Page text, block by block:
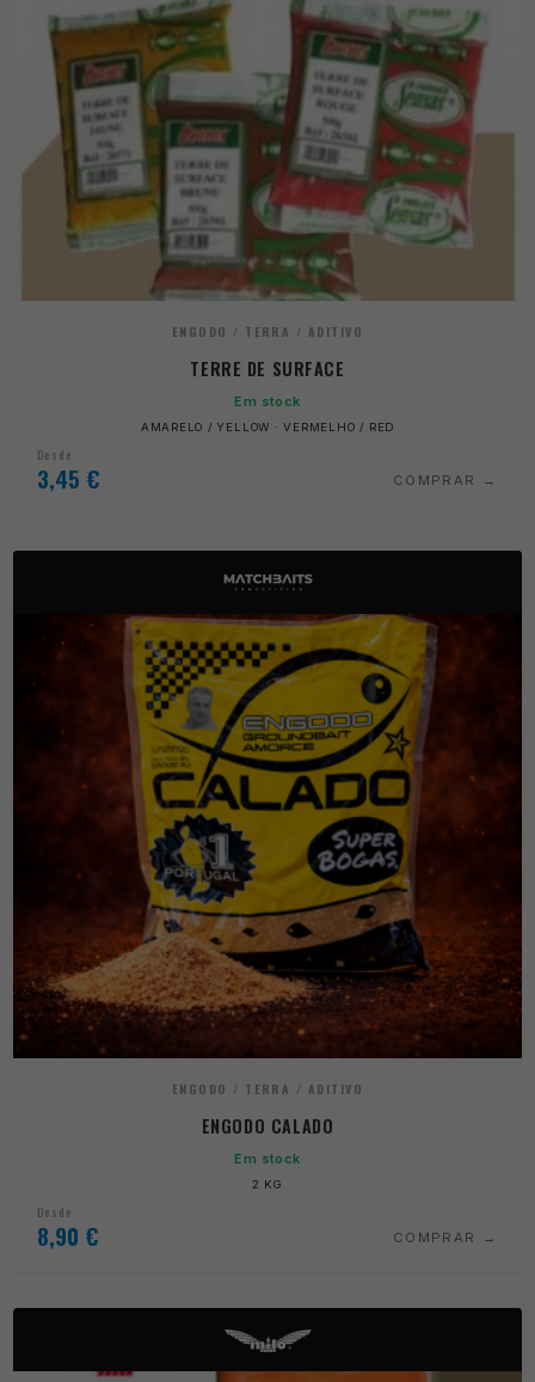
ENGODO / TERRA / ADITIVO
TERRE DE SURFACE
Em stock
AMARELO / YELLOW · VERMELHO / RED
Desde
3,45 € COMPRAR
ENGODO / TERRA / ADITIVO
ENGODO CALADO
Em stock
2 KG
Desde
8,90 € COMPRAR